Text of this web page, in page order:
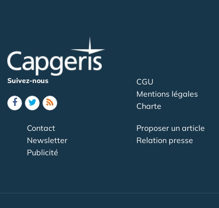
Suivez-nous
CGU
Mentions légales
Charte
Contact
Newsletter
Publicité
Proposer un article
Relation presse